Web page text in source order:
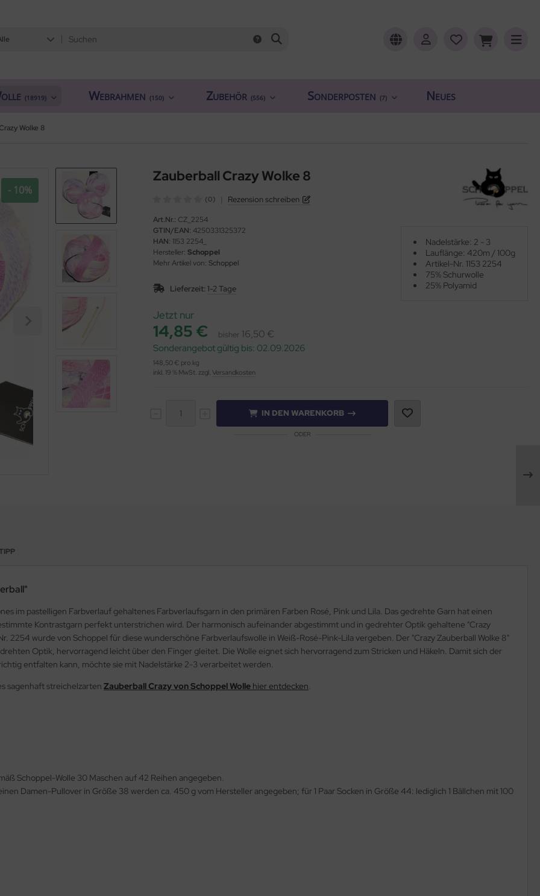
(18919) Webrahmen (150) Zubehör (556) Sonderposten (7) Neues
Wolke 8
Zauberball Crazy Wolke 8
(0) Rezension schreiben
Art.Nr.: CZ_2254
GTIN/EAN: 4250331325372
HAN: 1153 2254_
Hersteller: Schoppel
Mehr Artikel von: Schoppel
Lieferzeit: 1-2 Tage
Jetzt nur
14,85 € bisher 16,50 €
Sonderangebot gültig bis: 02.09.2026
148,50 € pro kg
inkl. 19 % MwSt. zzgl. Versandkosten
Nadelstärke: 2 - 3
Lauflänge: 420m / 100g
Artikel-Nr. 1153 2254
75% Schurwolle
25% Polyamid
- 10%
IN DEN WARENKORB
ODER
im pastelligen Farbverlauf gehaltenes Farbverlaufsgarn in den primären Farben Rosé, Pink und Lila. Das gedrehte Garn hat einen
Kontrastgarn perfekt unterstrichen wird. Der harmonisch aufeinander abgestimmt und in gedrehter Optik gehaltene "Crazy
2254 wurde von Schoppel für diese wunderschöne Farbverlaufswolle in Weiß-Rosé-Pink-Lila vergeben. Der "Crazy Zauberball Wolke 8"
Optik, hervorragend leicht über den Finger gleitet. Die Wolle eignet sich hervorragend zum Stricken und Häkeln. Damit sich der
entfalten kann, möchte sie mit Nadelstärke 2-3 verarbeitet werden.
sagenhaft streichelzarten Zauberball Crazy von Schoppel Wolle hier entdecken
Schoppel-Wolle 30 Maschen auf 42 Reihen angegeben.
Damen-Pullover in Größe 38 werden ca. 450 g vom Hersteller angegeben; für 1 Paar Socken in Größe 44: lediglich 1 Bällchen mit 100